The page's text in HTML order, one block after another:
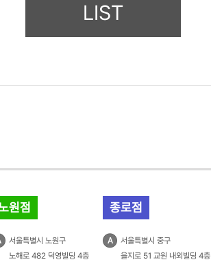
LIST
원점
서울특별시 노원구
노해로 482 덕영빌딩 4층
종로점
A
서울특별시 중구
을지로 51 교원 내외빌딩 4층